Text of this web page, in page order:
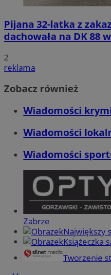
Pijana 32-latka z
dachowała na DK 88
2
reklama
Zobacz również
Wiadomości
Wiadomości
Wiadomości
Zabrze
Największy
Książeczka
Tworzenie